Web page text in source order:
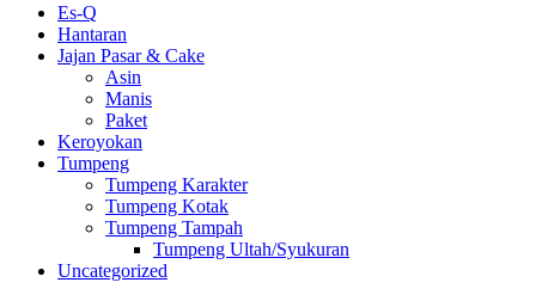
Es-Q
Hantaran
Jajan Pasar & Cake
Asin
Manis
Paket
Keroyokan
Tumpeng
Tumpeng Karakter
Tumpeng Kotak
Tumpeng Tampah
Tumpeng Ultah/Syukuran
Uncategorized